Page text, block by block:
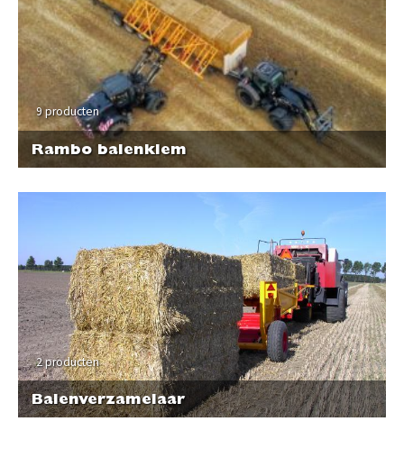
9 producten
Rambo balenklem
2 producten
Balenverzamelaar